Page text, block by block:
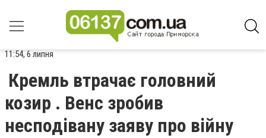
11:54, 6 липня
Кремль втрачає головний
козир . Венс зробив
несподівану заяву про війну